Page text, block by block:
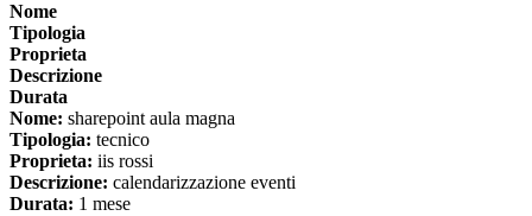
Nome
Tipologia
Proprieta
Descrizione
Durata
Nome: sharepoint aula magna
Tipologia: tecnico
Proprieta: iis rossi
Descrizione: calendarizzazione eventi
Durata: 1 mese